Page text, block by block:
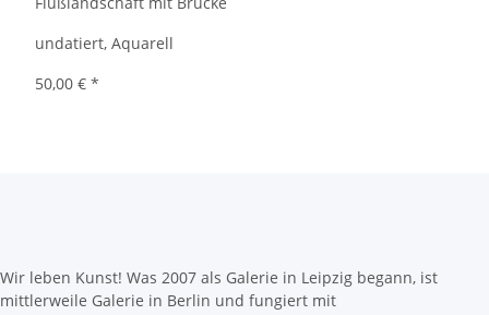
undatiert, Aquarell
50,00 € *
Wir leben Kunst! Was 2007 als Galerie in Leipzig begann, ist
mittlerweile Galerie in Berlin und fungiert mit